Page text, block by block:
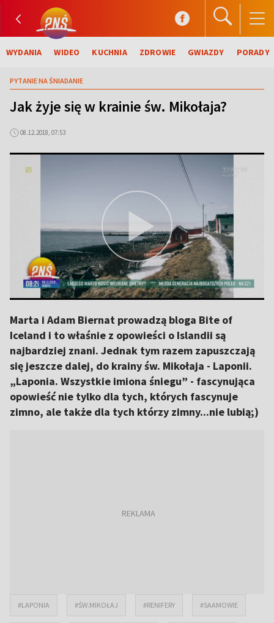
WYDANIA WIDEO KUCHNIA ZDROWIE GWIAZDY PORADY
PYTANIE NA ŚNIADANIE
Jak żyje się w krainie św. Mikołaja?
08.12.2018, 07:53
Marta i Adam Biernat prowadzą bloga Bite of
Iceland i to właśnie z opowieści o Islandii są
najbardziej znani. Jednak tym razem zapuszczają
się jeszcze dalej, do krainy św. Mikołaja - Laponii.
„Laponia. Wszystkie imiona śniegu” - fascynująca
opowieść nie tylko dla tych, których fascynuje
zimno, ale także dla tych którzy zimny...nie lubią;)
#LAPONIA #ŚW.MIKOŁAJ #RENIFERY #SAAMOWIE